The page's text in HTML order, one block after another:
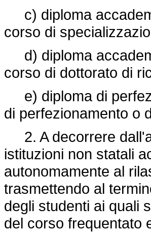
c) diploma
corso di
d) diploma
corso di dottorato di
e) diploma di
di perfezionamento o
2. A decorrere
istituzioni non statali
autonomamente al
trasmettendo al
degli studenti ai quali
del corso frequentato